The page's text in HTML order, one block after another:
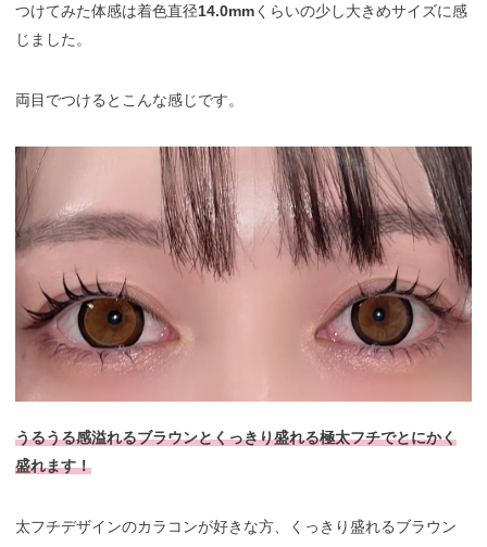
つけてみた体感は着色直径14.0mmくらいの少し大きめサイズに感
じました。
両目でつけるとこんな感じです。
うるうる感溢れるブラウンとくっきり盛れる極太フチでとにかく
盛れます！
太フチデザインのカラコンが好きな方、くっきり盛れるブラウン